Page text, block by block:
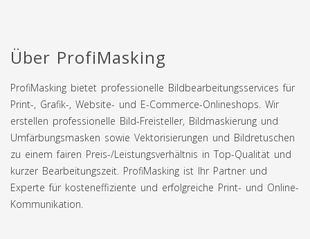
Über ProfiMasking
ProfiMasking bietet professionelle Bildbearbeitungsservices für
Print-, Grafik-, Website- und E-Commerce-Onlineshops. Wir
erstellen professionelle Bild-Freisteller, Bildmaskierung und
Umfärbungsmasken sowie Vektorisierungen und Bildretuschen
zu einem fairen Preis-/Leistungsverhältnis in Top-Qualität und
kurzer Bearbeitungszeit. ProfiMasking ist Ihr Partner und
Experte für kosteneffiziente und erfolgreiche Print- und Online-
Kommunikation.